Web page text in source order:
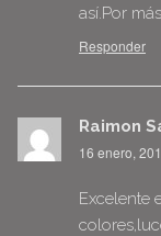
así.Por
Responder
Raimon
16 enero,
Excelente